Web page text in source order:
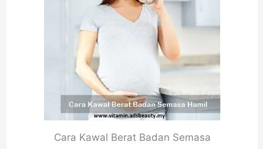
Cara Kawal Berat Badan Semasa